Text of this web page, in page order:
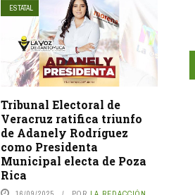
ESTATAL
Tribunal Electoral de
Veracruz ratifica triunfo
de Adanely Rodríguez
como Presidenta
Municipal electa de Poza
Rica